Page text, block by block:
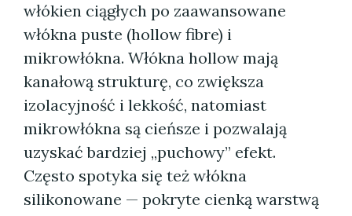
włókien ciągłych po zaawansowane
włókna puste (hollow fibre) i
mikrowłókna. Włókna hollow mają
kanałową strukturę, co zwiększa
izolacyjność i lekkość, natomiast
mikrowłókna są cieńsze i pozwalają
uzyskać bardziej „puchowy” efekt.
Często spotyka się też włókna
silikonowane — pokryte cienką warstwą